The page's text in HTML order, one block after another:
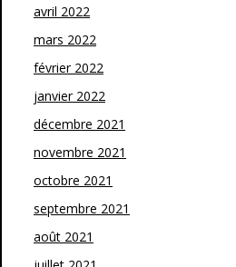
avril 2022
mars 2022
février 2022
janvier 2022
décembre 2021
novembre 2021
octobre 2021
septembre 2021
août 2021